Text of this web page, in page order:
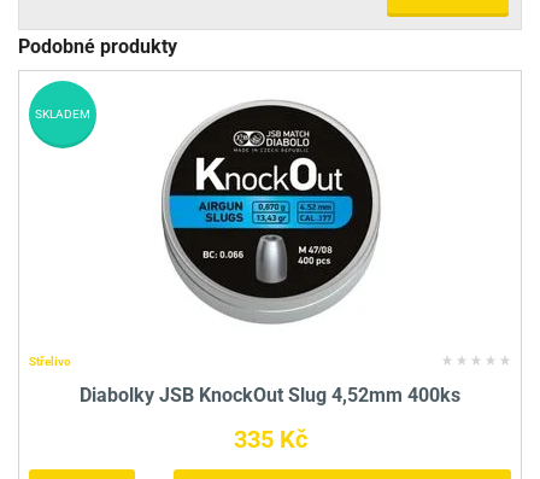
Podobné produkty
Střelivo
Diabolky JSB KnockOut Slug 4,52mm 400ks
335 Kč
SKLADEM